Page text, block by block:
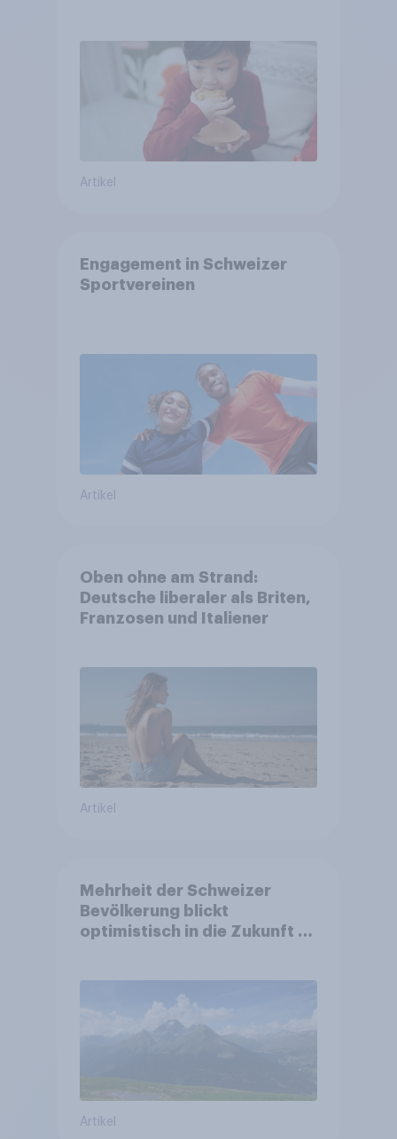
Artikel
Engagement in Schweizer
Sportvereinen
Artikel
Oben ohne am Strand:
Deutsche liberaler als Briten,
Franzosen und Italiener
Artikel
Mehrheit der Schweizer
Bevölkerung blickt
optimistisch in die Zukunft –
Altersvorsorge
Artikel